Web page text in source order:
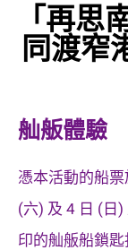
「再
同渡窄
舢舨體驗
憑本活動的船
(六) 及 4 日 (日
印的舢舨船鎖匙